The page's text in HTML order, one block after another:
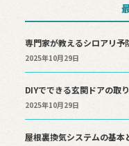
専門家が教えるシロアリ予
2025年10月29日
DIYでできる玄関ドアの取
2025年10月29日
屋根裏換気システムの基本